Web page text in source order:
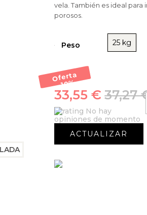
vela. También es ideal
porosos.
Peso 25 kg
Oferta
-10
%
37,27
33,55 €
No hay
opiniones de momento